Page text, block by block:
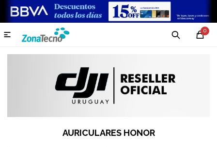
0

AURICULARES HONOR